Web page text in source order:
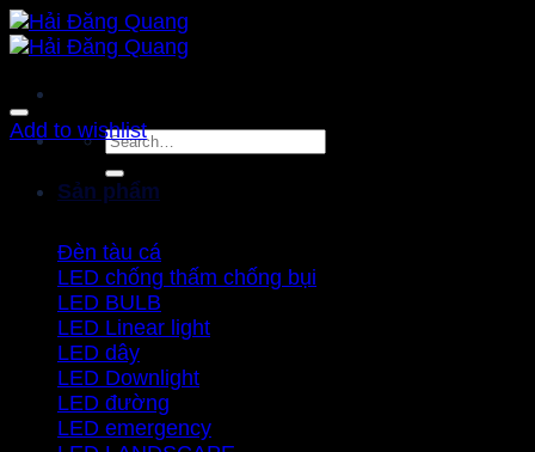
Bỏ
qua
dung
Search
Sản phẩm
Đèn tàu cá
LED chống thấm chống bụi
LED BULB
LED Linear light
LED dây
LED Downlight
LED đường
LED emergency
Add to wishlist